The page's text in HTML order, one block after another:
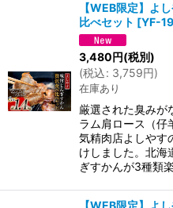
【WEB限定】よ
比べセット [YF-19
3,480円(税別)
(税込: 3,759円)
在庫あり
厳選された臭みが
ラム肩ロース（仔
気精肉店よしやす
けしました。北海
ぎすかんが3種類
【WEB限定】よ